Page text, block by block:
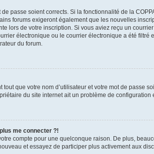
passe soient corrects. Si la fonctionnalité de la
forums exigeront également que les nouvelles
lors de votre inscription. Si vous aviez reçu un
électronique ou le courrier électronique a été
du forum.
que votre nom d’utilisateur et votre mot de passe
du site internet ait un problème de configuration
me connecter ?!
compte pour une quelconque raison. De plus,
et essayez de participer plus activement aux